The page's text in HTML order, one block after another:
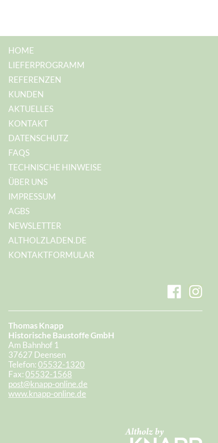
HOME
LIEFERPROGRAMM
REFERENZEN
KUNDEN
AKTUELLES
KONTAKT
DATENSCHUTZ
FAQS
TECHNISCHE HINWEISE
ÜBER UNS
IMPRESSUM
AGBS
NEWSLETTER
ALTHOLZLADEN.DE
KONTAKTFORMULAR
Thomas Knapp
Historische Baustoffe GmbH
Am Bahnhof 1
37627 Deensen
Telefon:05532-1320
Fax:05532-1568
post@knapp-online.de
www.knapp-online.de